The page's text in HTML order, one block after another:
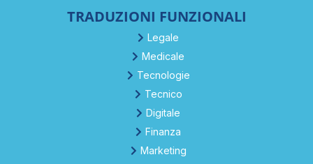
TRADUZIONI FUNZIONALI
Legale
Medicale
Tecnologie
Tecnico
Digitale
Finanza
Marketing